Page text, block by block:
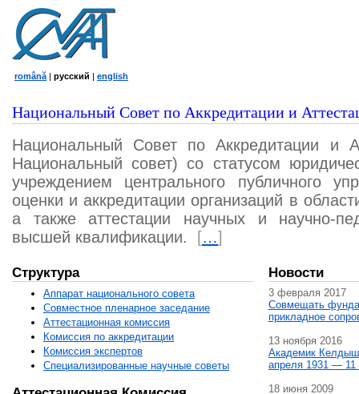
română | русский | english
Национальный Совет по Аккредитации и
Национальный Совет по Аккредитации и
Национальный совет) со статусом
учреждением центрального публичного
оценки и аккредитации организаций в
а также аттестации научных и научно-
высшей квалификации.
[…]
Структура
Аппарат национального совета
Совместное пленарное заседание
Аттестационная комисcия
Комиссия по аккредитации
Комиссия экспертов
Специализированные научные советы
Новости
3 февраля 2017
Совмещать
прикладное
13 ноября 2016
Академик
апреля 1931 — 11
18 июня 2009